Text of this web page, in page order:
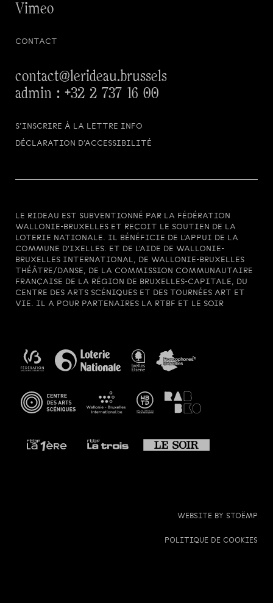
Vimeo
S’INSCRIRE À LA LETTRE INFO
DÉCLARATION D’ACCESSIBILITÉ
CONTACT
contact@lerideau.brussels
admin : +32 2 737 16 00
LE RIDEAU EST SUBVENTIONNÉ PAR LA FÉDÉRATION
WALLONIE-BRUXELLES ET REÇOIT LE SOUTIEN DE LA
LOTERIE NATIONALE. IL BÉNÉFICIE DE L'APPUI DE LA
COMMUNE D'IXELLES. ET DE L'AIDE DE WALLONIE-
BRUXELLES INTERNATIONAL, DE WALLONIE-BRUXELLES
THÉÂTRE/DANSE, DE LA COMMISSION COMMUNAUTAIRE
FRANÇAISE DE LA RÉGION DE BRUXELLES-CAPITALE, DU
CENTRE DES ARTS SCÉNIQUES ET DES TOURNÉES ART ET
VIE. IL A POUR PARTENAIRES LA RTBF ET LE SOIR
WEBSITE BY STOËMP
POLITIQUE DE COOKIES